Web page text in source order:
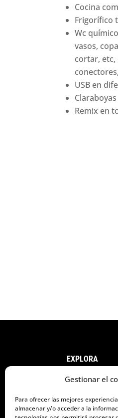
Gestionar el
Para ofrecer las mejores
almacenar y/o acceder a la
Cocina
Frigorífico
Wc
vasos,
cortar, etc,
USB en
Remix en
EXPLORA
ALQUILER EN